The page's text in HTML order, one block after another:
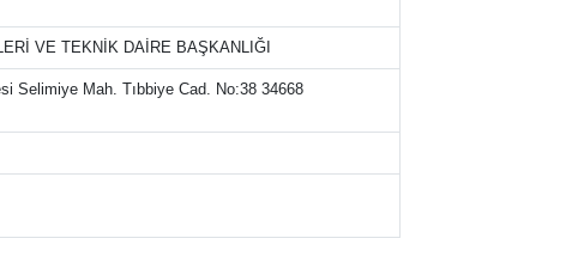
VE TEKNİK DAİRE BAŞKANLIĞI
Selimiye Mah. Tıbbiye Cad. No:38 34668